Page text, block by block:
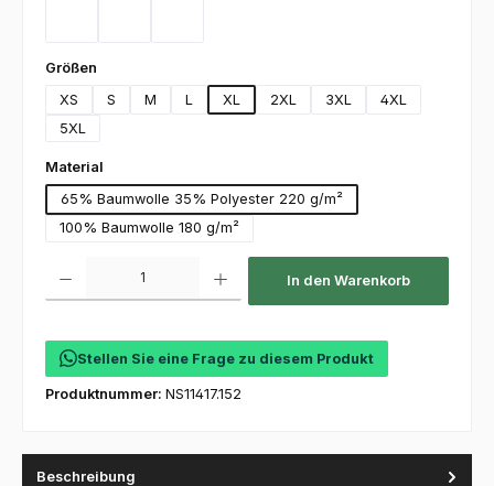
Größen
XS
S M L XL 2XL 3XL
4XL
5XL
Material
65% Baumwolle 35% Polyester 220 g/m²
100% Baumwolle 180 g/m²
In den Warenkorb
Stellen Sie eine Frage zu diesem Produkt
Produktnummer: NS11417.152
Beschreibung